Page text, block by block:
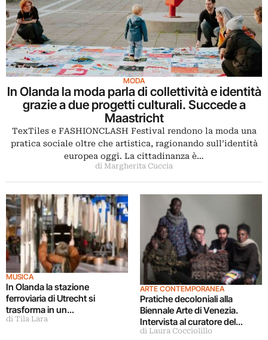
MODA
In Olanda la moda parla di collettività e identità
grazie a due progetti culturali. Succede a
Maastricht
TexTiles e FASHIONCLASH Festival rendono la moda una
pratica sociale oltre che artistica, ragionando sull’identità
europea oggi. La cittadinanza è…
di Margherita Cuccia
MUSICA
In Olanda la stazione
ferroviaria di Utrecht si
trasforma in un
laboratorio sonoro
di Tila Lara
ARTE CONTEMPORANEA
Pratiche decoloniali alla
Biennale Arte di Venezia.
Intervista al curatore del
Padiglione Olanda
di Laura Cocciolillo